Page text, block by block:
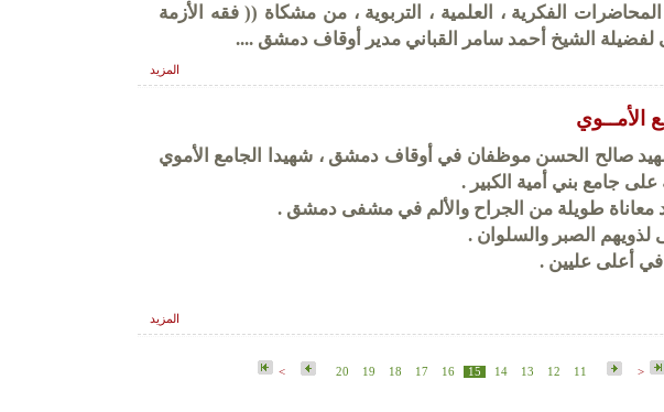
المحاضرات الفكرية ، العلمية ، التربوية ، من مشكاة (( فقه الأزمة
لفضيلة الشيخ أحمد سامر القباني مدير أوقاف دمشق ....
المزيد
الأمــوي
صالح الحسن موظفان في أوقاف دمشق ، شهيدا الجامع الأموي
جامع بني أمية الكبير .
معاناة طويلة من الجراح والألم في مشفى دمشق .
لذويهم الصبر والسلوان .
أعلى عليين .
المزيد
<
11
12
13
14
15
16
17
18
19
20
>